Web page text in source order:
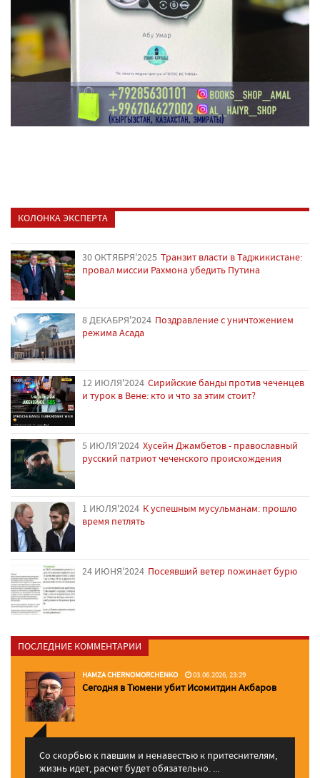
КОЛОНКА ЭКСПЕРТА
30 ОКТЯБРЯ'2025 Транзит власти в Таджикистане:
провал миссии Рахмона убедить Путина
8 ДЕКАБРЯ'2024 Поздравление с уничтожением
режима Асада
12 ИЮЛЯ'2024 Сирийские банды против чеченцев
и турок в Вене: кто и что за этим стоит?
5 ИЮЛЯ'2024 Хусейн Джамбетов - православный
русский патриот чеченского происхождения
1 ИЮЛЯ'2024 К успешным мусульманам: прошло
время петлять
24 ИЮНЯ'2024 Посеявший ветер пожинает бурю
ПОСЛЕДНИЕ КОММЕНТАРИИ
HAMZA CHERNOMORCHENKO 03.06.2026, 23:29
Сегодня в Тюмени убит Исомитдин Акбаров
Со скорбью к павшим и ненавестью к притеснителям,
жизнь идет, расчет будет обязательно. ...